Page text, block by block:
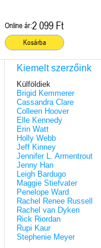
Online ár:2 099 Ft
Kosárba
Kiemelt szerzőink
Külföldiek
Brigid Kemmerer
Cassandra Clare
Colleen Hoover
Elle Kennedy
Erin Watt
Holly Webb
Jeff Kinney
Jennifer L. Armentrout
Jenny Han
Leigh Bardugo
Maggie Stiefvater
Penelope Ward
Rachel Renee Russell
Rachel van Dyken
Rick Riordan
Rupi Kaur
Stephenie Meyer